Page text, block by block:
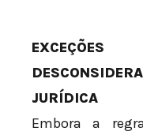
JURÍDICA
Embora a